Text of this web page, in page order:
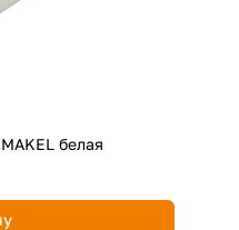
белая